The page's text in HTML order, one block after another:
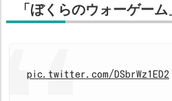
「ぼくらのウォーゲー
pic.twitter.com/DSbrWz1ED2